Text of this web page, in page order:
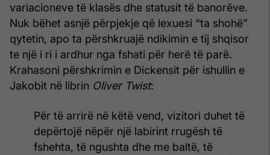
variacioneve të klasës dhe statusit të banorëve.
Nuk bëhet asnjë përpjekje që lexuesi “ta shohë”
qytetin, apo ta përshkruajë ndikimin e tij shqisor
te një i ri i ardhur nga fshati për herë të parë.
Krahasoni përshkrimin e Dickensit për ishullin e
Jakobit në librin Oliver Twist:
Për të arrirë në këtë vend, vizitori duhet të
depërtojë nëpër një labirint rrugësh të
fshehta, të ngushta dhe me baltë, të